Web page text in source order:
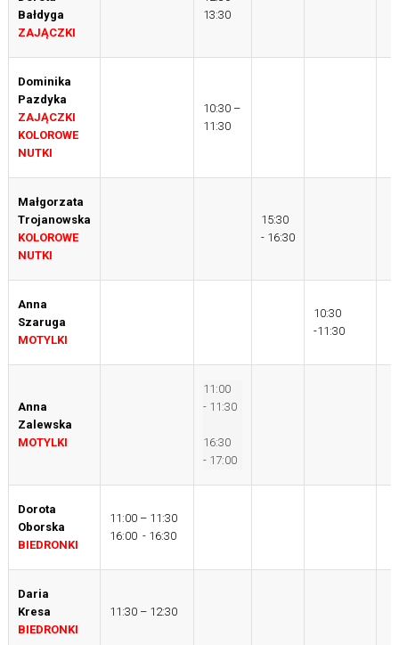
Bałdyga
ZAJĄCZKI
13:30
Dominika
Pazdyka
ZAJĄCZKI
KOLOROWE
NUTKI
10:30 –
11:30
Małgorzata
Trojanowska
KOLOROWE
NUTKI
15:30
- 16:30
Anna
Szaruga
MOTYLKI
10:30
-11:30
Anna
Zalewska
MOTYLKI
11:00
- 11:30
16:30
- 17:00
Dorota
Oborska
BIEDRONKI
11:00 – 11:30
16:00 - 16:30
Daria
Kresa
BIEDRONKI
11:30 – 12:30